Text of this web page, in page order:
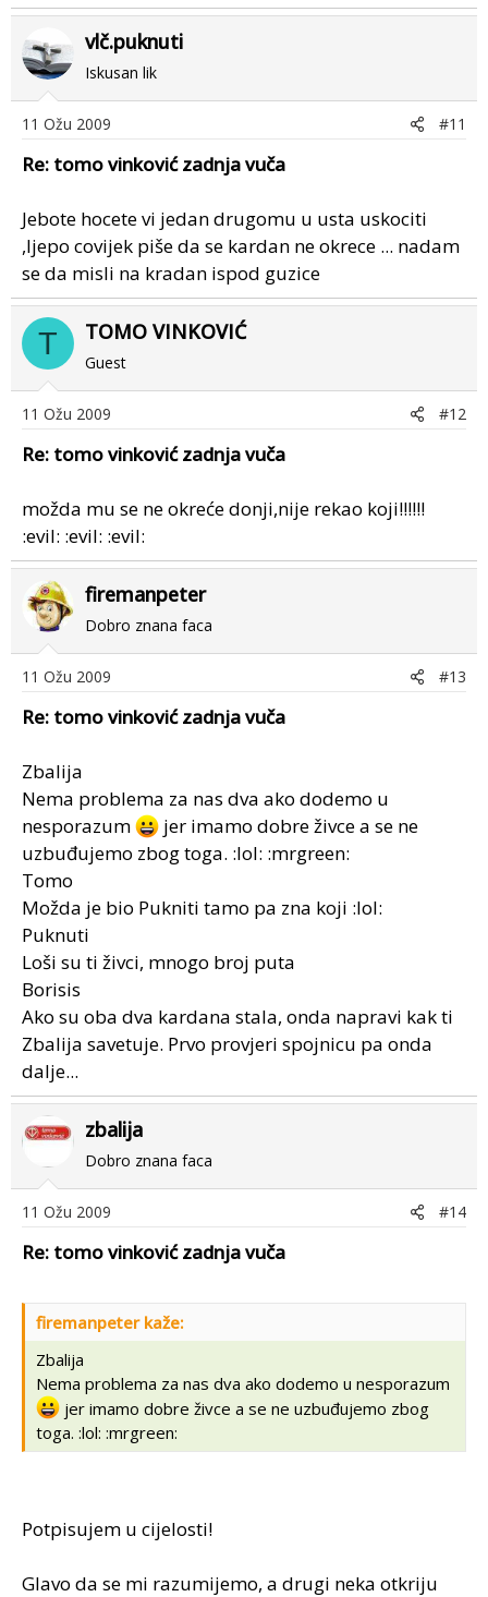
vlč.puknuti
Iskusan lik
11 Ožu 2009 #11
Re: tomo vinković zadnja vuča
Jebote hocete vi jedan drugomu u usta uskociti
,ljepo covijek piše da se kardan ne okrece ... nadam
se da misli na kradan ispod guzice
T TOMO VINKOVIĆ
Guest
11 Ožu 2009 #12
Re: tomo vinković zadnja vuča
možda mu se ne okreće donji,nije rekao koji!!!!!!
:evil: :evil: :evil:
firemanpeter
Dobro znana faca
11 Ožu 2009 #13
Re: tomo vinković zadnja vuča
Zbalija
Nema problema za nas dva ako dodemo u
nesporazum
jer imamo dobre živce a se ne
uzbuđujemo zbog toga. :lol: :mrgreen:
Tomo
Možda je bio Pukniti tamo pa zna koji :lol:
Puknuti
Loši su ti živci, mnogo broj puta
Borisis
Ako su oba dva kardana stala, onda napravi kak ti
Zbalija savetuje. Prvo provjeri spojnicu pa onda
dalje...
zbalija
Dobro znana faca
11 Ožu 2009 #14
Re: tomo vinković zadnja vuča
firemanpeter kaže:
Zbalija
Nema problema za nas dva ako dodemo u nesporazum
jer imamo dobre živce a se ne uzbuđujemo zbog
toga. :lol: :mrgreen:
Potpisujem u cijelosti!
Glavo da se mi razumijemo, a drugi neka otkriju